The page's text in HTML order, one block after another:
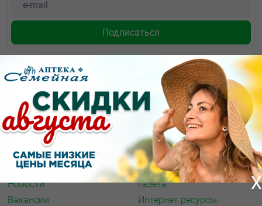
X
О КОМПАНИИ
О нас
Акции
Архив акций
Новости
Вакансии
ИНФОРМАЦИЯ
Аптечная справка
Адреса аптек
Спорт и фитнес
Газета
Интернет ресурсы